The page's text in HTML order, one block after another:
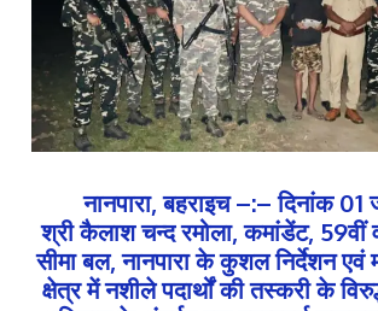
नानपारा, बहराइच –:– दिनांक
श्री कैलाश चन्द रमोला, कमांडेंट, 59वीं
सीमा बल, नानपारा के कुशल निर्देशन एवं
क्षेत्र में नशीले पदार्थों की तस्करी के